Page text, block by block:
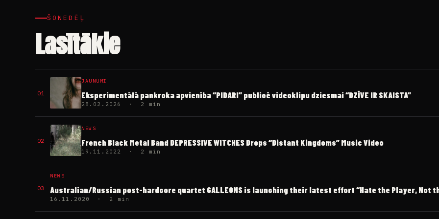
ŠONEDĒĻ
Lasītākie
01
JAUNUMI
Eksperimentālā pankroka apvienība “PIDARI” publicē videoklipu dziesmai “DZĪVE IR SKAISTA”
28.02.2026 · 2 min
02
NEWS
French Black Metal Band DEPRESSIVE WITCHES Drops “Distant Kingdoms” Music Video
19.11.2022 · 2 min
03
NEWS
Australian/Russian post-hardcore quartet GALLEONS is launching their latest effort “Hate the Player, Not
16.11.2020 · 2 min